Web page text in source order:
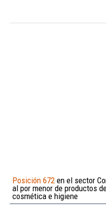
Posición 672 en el sector
al por menor de productos
cosmética e higiene